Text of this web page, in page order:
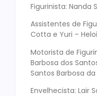
Figurinista: Nanda
Assistentes de
Cotta e Yuri –
Motorista de
Barbosa dos
Santos Barbosa da
Envelhecista: Lair